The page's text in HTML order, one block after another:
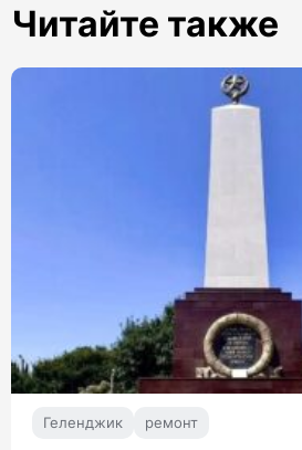
Читайте также
Геленджик ремонт